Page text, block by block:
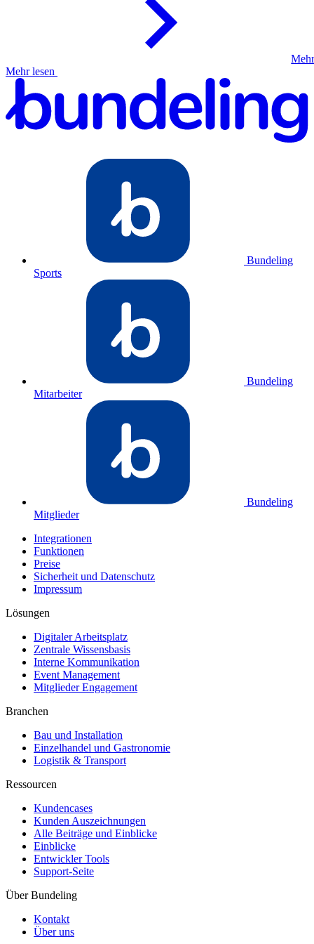
Mehr lesen
Bundeling
Sports
Bundeling
Mitarbeiter
Bundeling
Mitglieder
Integrationen
Funktionen
Preise
Sicherheit und Datenschutz
Impressum
Lösungen
Digitaler Arbeitsplatz
Zentrale Wissensbasis
Interne Kommunikation
Event Management
Mitglieder Engagement
Branchen
Bau und Installation
Einzelhandel und Gastronomie
Logistik & Transport
Ressourcen
Kundencases​
Kunden Auszeichnungen
Alle Beiträge und Einblicke
Einblicke
Entwickler Tools
Support-Seite
Über Bundeling
Kontakt
Über uns